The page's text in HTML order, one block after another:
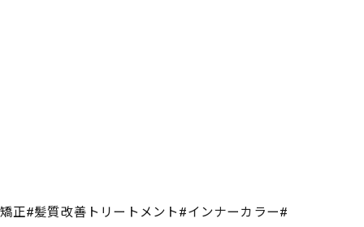
正#髪質改善トリートメント#インナーカラー#